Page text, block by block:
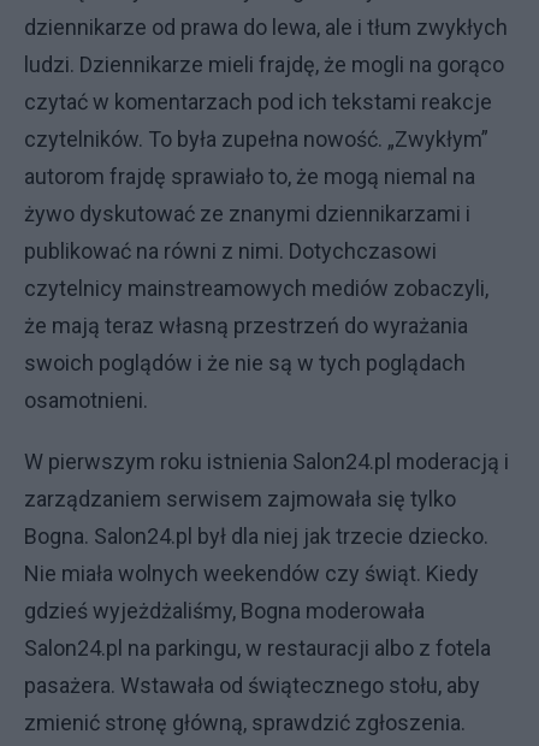
dziennikarze od prawa do lewa, ale i tłum zwykłych
ludzi. Dziennikarze mieli frajdę, że mogli na gorąco
czytać w komentarzach pod ich tekstami reakcje
czytelników. To była zupełna nowość. „Zwykłym”
autorom frajdę sprawiało to, że mogą niemal na
żywo dyskutować ze znanymi dziennikarzami i
publikować na równi z nimi. Dotychczasowi
czytelnicy mainstreamowych mediów zobaczyli,
że mają teraz własną przestrzeń do wyrażania
swoich poglądów i że nie są w tych poglądach
osamotnieni.
W pierwszym roku istnienia Salon24.pl moderacją i
zarządzaniem serwisem zajmowała się tylko
Bogna. Salon24.pl był dla niej jak trzecie dziecko.
Nie miała wolnych weekendów czy świąt. Kiedy
gdzieś wyjeżdżaliśmy, Bogna moderowała
Salon24.pl na parkingu, w restauracji albo z fotela
pasażera. Wstawała od świątecznego stołu, aby
zmienić stronę główną, sprawdzić zgłoszenia.